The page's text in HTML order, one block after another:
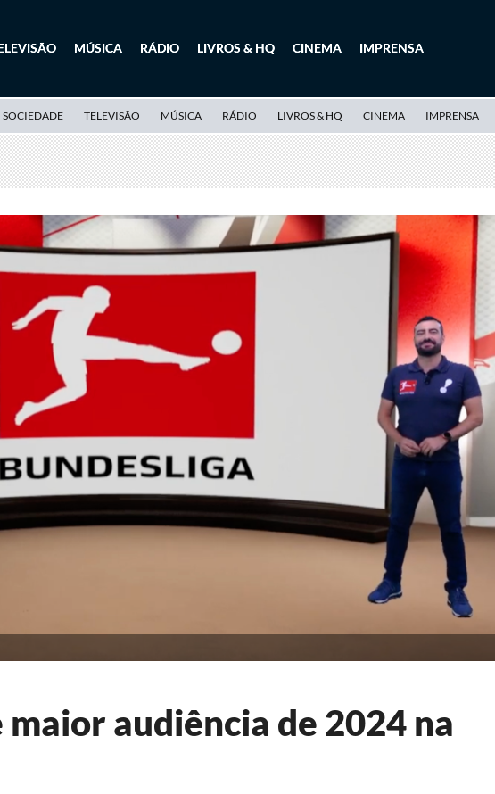
MÚSICA RÁDIO LIVROS & HQ CINEMA IMPRENSA
SOCIEDADE TELEVISÃO MÚSICA RÁDIO LIVROS & HQ CINEMA IMPRENSA
audiência de 2024 na